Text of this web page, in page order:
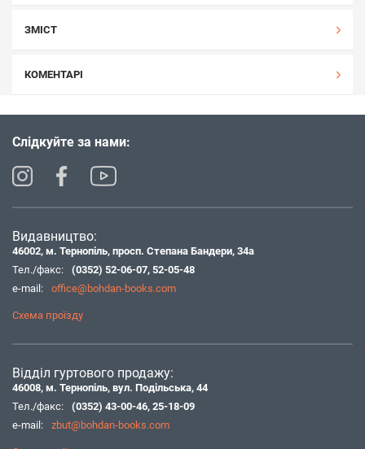
ЗМІСТ
КОМЕНТАРІ
Слідкуйте за нами:
Видавництво:
46002, м. Тернопіль, просп. Степана Бандери, 34а
Тел./факс:
(0352) 52-06-07, 52-05-48
e-mail:
office@bohdan-books.com
Схема проїзду
Відділ гуртового продажу:
46008, м. Тернопіль, вул. Подільська, 44
Тел./факс:
(0352) 43-00-46, 25-18-09
e-mail:
zbut@bohdan-books.com